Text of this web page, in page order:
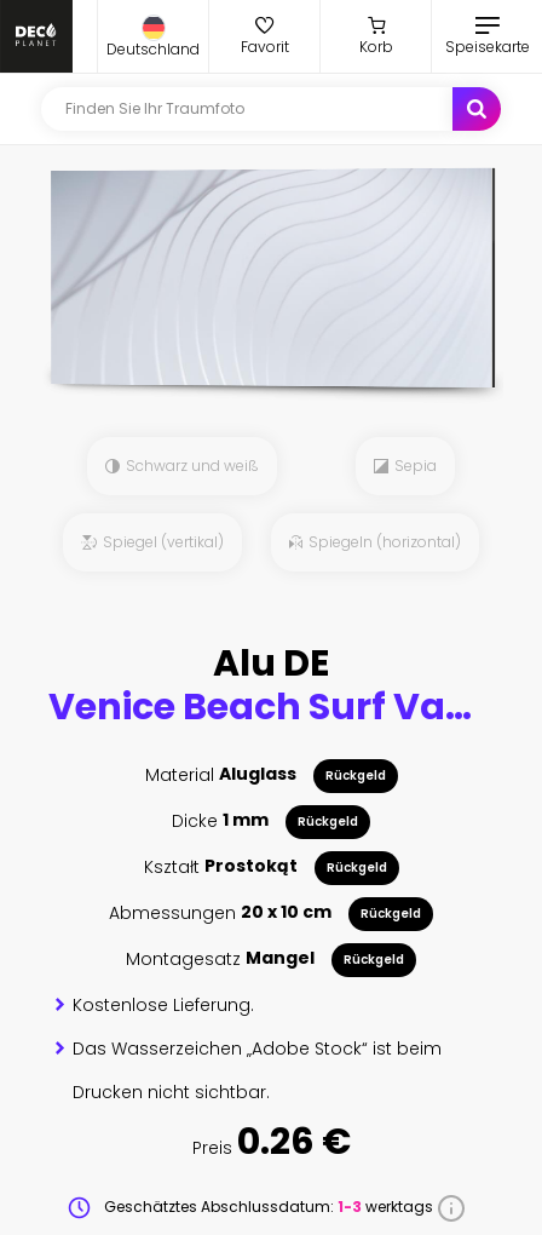
Deutschland Favorit Korb Speisekarte
Schwarz und weiß Sepia
Spiegel (vertikal) Spiegeln (horizontal)
Alu DE
Venice Beach Surf Van, Los Angeles, California
Material Aluglass Rückgeld
Dicke 1 mm Rückgeld
Kształt Prostokąt Rückgeld
Abmessungen 20 x 10 cm Rückgeld
Montagesatz Mangel Rückgeld
Kostenlose Lieferung.
Das Wasserzeichen „Adobe Stock“ ist beim
Drucken nicht sichtbar.
Preis 0.26 €
Geschätztes Abschlussdatum: 1-3 werktags